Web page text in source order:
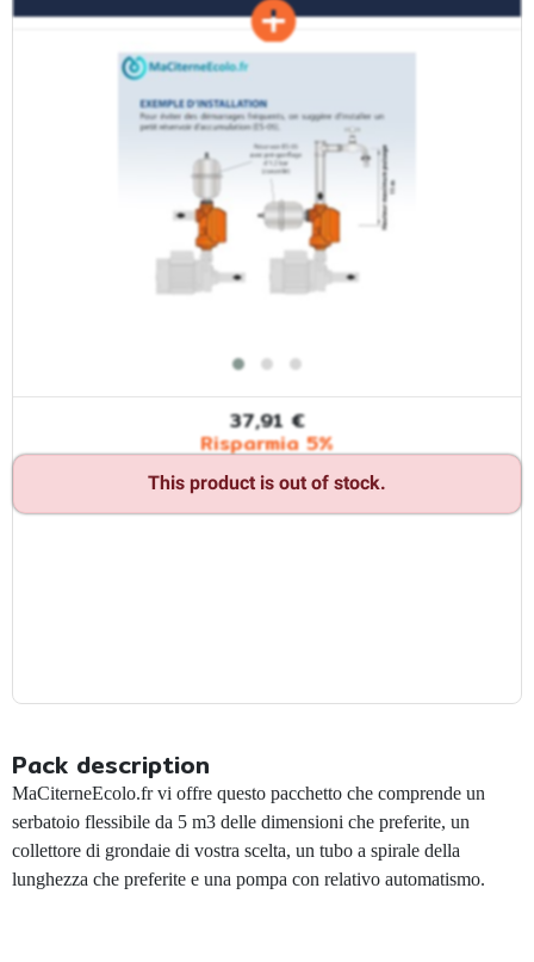
37,91 €
Risparmia 5%
This product is out of stock.
Pack description
MaCiterneEcolo.fr vi offre questo pacchetto che comprende un
serbatoio flessibile da 5 m3 delle dimensioni che preferite, un
collettore di grondaie di vostra scelta, un tubo a spirale della
lunghezza che preferite e una pompa con relativo automatismo.